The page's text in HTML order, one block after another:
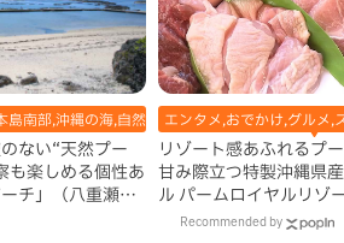
島南部,沖縄の海,自然
ない“天然プー
も楽しめる個性あ
チ」（八重瀬
エンタメ,おでかけ,グルメ,
リゾート感あふれるプ
甘み際立つ特製沖縄県
ル パームロイヤルリゾ
（那覇市）
Recommended by